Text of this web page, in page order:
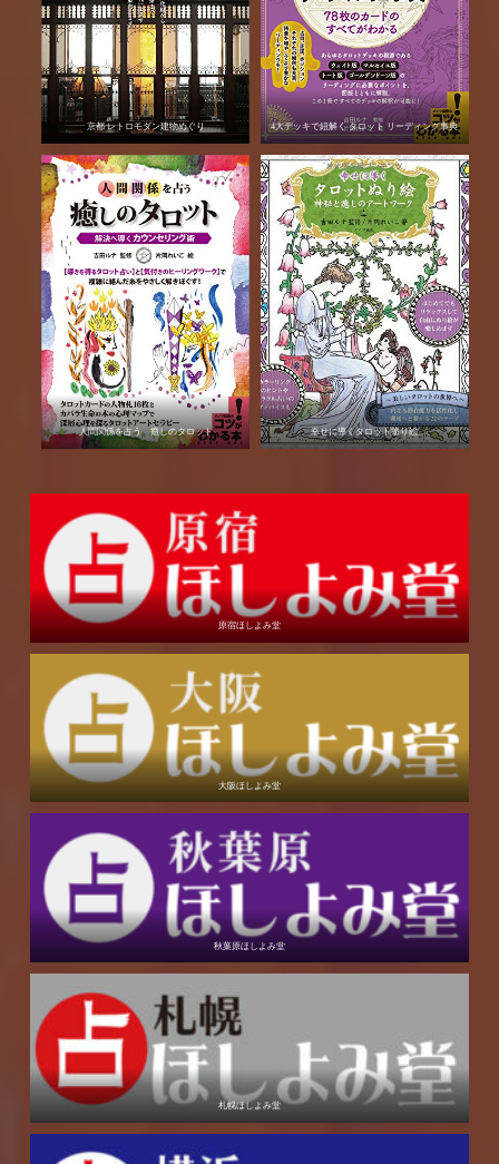
京都 レトロモダン建物めぐり 4大デッキで紐解く タロット リーディング事典
人間関係を占う 癒しのタロット 幸せに導くタロット塗り絵
原宿ほしよみ堂
大阪ほしよみ堂
秋葉原ほしよみ堂
札幌ほしよみ堂